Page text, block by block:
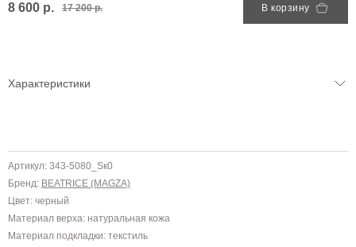
8 600 р. 17 200 р. В корзину
Характеристики
Артикул: 343-5080_Sк0
Бренд: BEATRICE (MAGZA)
Цвет: черный
Материал верха: натуральная кожа
Материал подкладки: текстиль